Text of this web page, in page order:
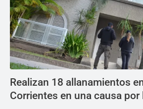
Realizan 18 allanamientos
Corrientes en una causa por